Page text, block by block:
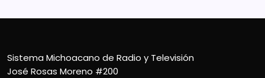
Sistema Michoacano de Radio y Televisión
José Rosas Moreno #200